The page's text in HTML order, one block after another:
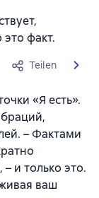
факт.
Teilen
«Я есть».
– Фактами
и только это.
ваш